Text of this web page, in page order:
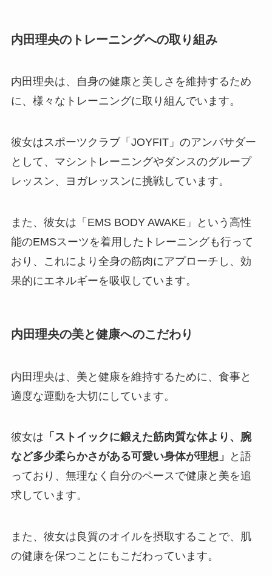
内田理央のトレーニングへの取り組み
内田理央は、自身の健康と美しさを維持するため
に、様々なトレーニングに取り組んでいます。
彼女はスポーツクラブ「JOYFIT」のアンバサダー
として、マシントレーニングやダンスのグループ
レッスン、ヨガレッスンに挑戦しています。
また、彼女は「EMS BODY AWAKE」という高性
能のEMSスーツを着用したトレーニングも行って
おり、これにより全身の筋肉にアプローチし、効
果的にエネルギーを吸収しています。
内田理央の美と健康へのこだわり
内田理央は、美と健康を維持するために、食事と
適度な運動を大切にしています。
彼女は 「ストイックに鍛えた筋肉質な体より、腕
など多少柔らかさがある可愛い身体が理想」
と語
っており、無理なく自分のペースで健康と美を追
求しています。
また、彼女は良質のオイルを摂取することで、肌
の健康を保つことにもこだわっています。